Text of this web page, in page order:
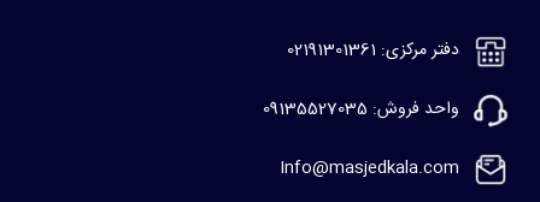
دفتر مرکزی: 02191301361
واحد فروش: 09135527035
Info@masjedkala.com